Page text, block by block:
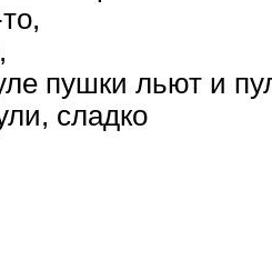
пушки льют и
сладко